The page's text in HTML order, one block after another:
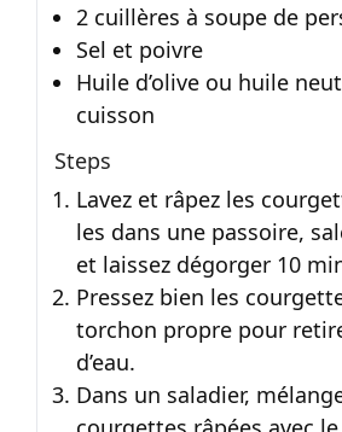
2 cuillères à soupe de
Sel et poivre
Huile d’olive ou huile
cuisson
Steps
Lavez et râpez les
les dans une passoire,
et laissez dégorger 10
Pressez bien les
torchon propre pour
d’eau.
Dans un saladier,